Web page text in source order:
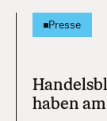
Presse
haben